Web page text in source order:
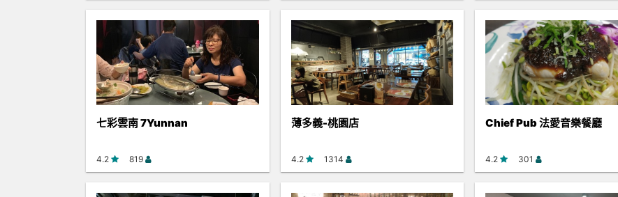
七彩雲南 7Yunnan
4.2 819
薄多義-桃園店
4.2 1314
Chief Pub 法愛音樂餐廳
4.2 301